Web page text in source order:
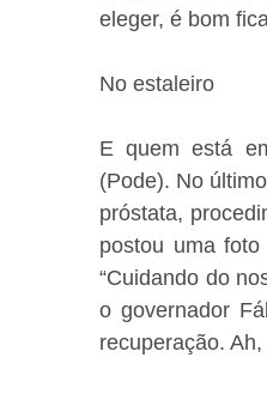
eleger, é bom
No estaleiro
E quem está
(Pode). No
próstata,
postou uma
“Cuidando do
o governador
recuperação. Ah,